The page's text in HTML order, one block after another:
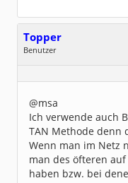
Topper
Benutzer
Dabei seit:
02 / 2014
@msa
Ich verwende auch
TAN Methode denn
Wenn man im Netz
man des öfteren
haben bzw. bei